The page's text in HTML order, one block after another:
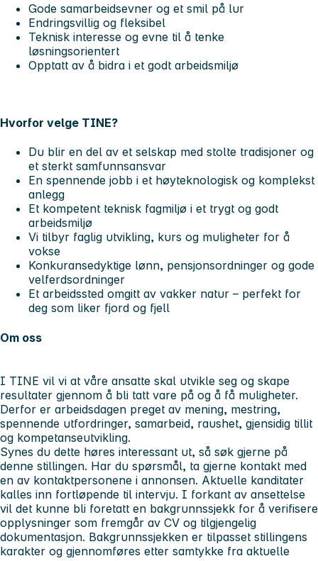
Gode samarbeidsevner og et smil på lur
Endringsvillig og fleksibel
Teknisk interesse og evne til å tenke
løsningsorientert
Opptatt av å bidra i et godt arbeidsmiljø
Hvorfor velge TINE?
Du blir en del av et selskap med stolte tradisjoner og
et sterkt samfunnsansvar
En spennende jobb i et høyteknologisk og komplekst
anlegg
Et kompetent teknisk fagmiljø i et trygt og godt
arbeidsmiljø
Vi tilbyr faglig utvikling, kurs og muligheter for å
vokse
Konkuransedyktige lønn, pensjonsordninger og gode
velferdsordninger
Et arbeidssted omgitt av vakker natur – perfekt for
deg som liker fjord og fjell
Om oss
I TINE vil vi at våre ansatte skal utvikle seg og skape
resultater gjennom å bli tatt vare på og å få muligheter.
Derfor er arbeidsdagen preget av mening, mestring,
spennende utfordringer, samarbeid, raushet, gjensidig tillit
og kompetanseutvikling.
Synes du dette høres interessant ut, så søk gjerne på
denne stillingen. Har du spørsmål, ta gjerne kontakt med
en av kontaktpersonene i annonsen. Aktuelle kanditater
kalles inn fortløpende til intervju. I forkant av ansettelse
vil det kunne bli foretatt en bakgrunnssjekk for å verifisere
opplysninger som fremgår av CV og tilgjengelig
dokumentasjon. Bakgrunnssjekken er tilpasset stillingens
karakter og gjennomføres etter samtykke fra aktuelle